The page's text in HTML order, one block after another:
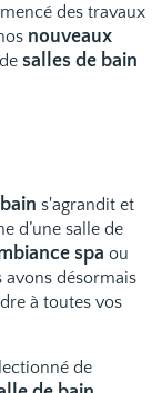
des travaux
nouveaux
salles de bain
s'agrandit et
d’une salle de
spa ou
avons désormais
à toutes vos
de